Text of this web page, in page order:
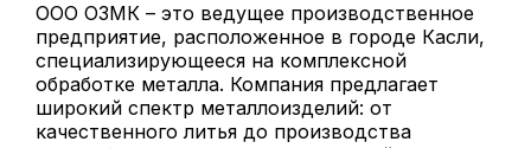
ООО ОЗМК – это ведущее производственное
предприятие, расположенное в городе Касли,
специализирующееся на комплексной
обработке металла. Компания предлагает
широкий спектр металлоизделий: от
качественного литья до производства